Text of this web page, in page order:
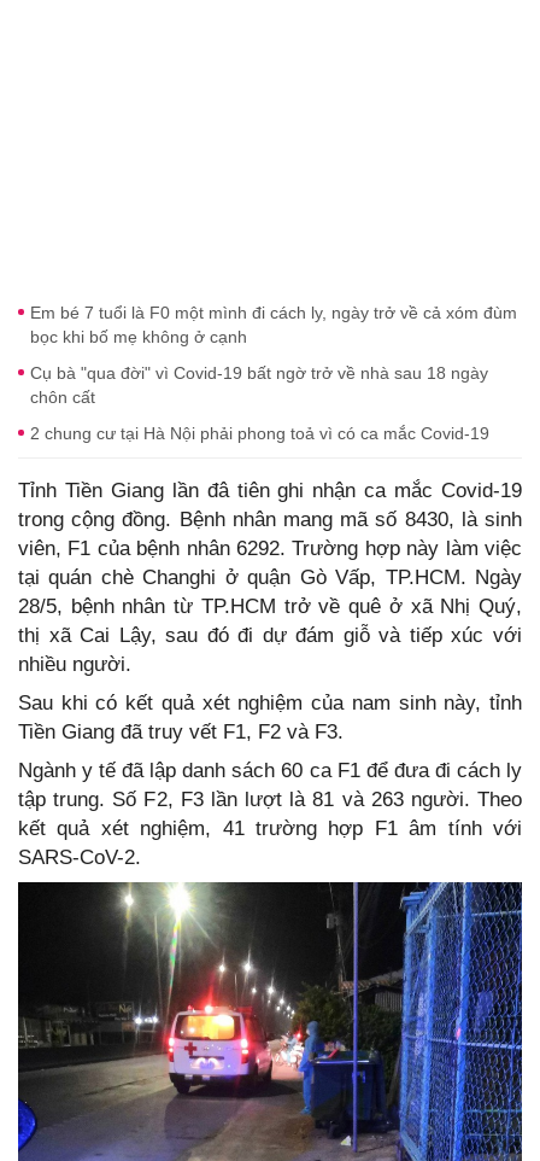
Em bé 7 tuổi là F0 một mình đi cách ly, ngày trở về cả xóm đùm
bọc khi bố mẹ không ở cạnh
Cụ bà "qua đời" vì Covid-19 bất ngờ trở về nhà sau 18 ngày
chôn cất
2 chung cư tại Hà Nội phải phong toả vì có ca mắc Covid-19
Tỉnh Tiền Giang lần đâ tiên ghi nhận ca mắc Covid-19
trong cộng đồng. Bệnh nhân mang mã số 8430, là sinh
viên, F1 của bệnh nhân 6292. Trường hợp này làm việc
tại quán chè Changhi ở quận Gò Vấp, TP.HCM. Ngày
28/5, bệnh nhân từ TP.HCM trở về quê ở xã Nhị Quý,
thị xã Cai Lậy, sau đó đi dự đám giỗ và tiếp xúc với
nhiều người.
Sau khi có kết quả xét nghiệm của nam sinh này, tỉnh
Tiền Giang đã truy vết F1, F2 và F3.
Ngành y tế đã lập danh sách 60 ca F1 để đưa đi cách ly
tập trung. Số F2, F3 lần lượt là 81 và 263 người. Theo
kết quả xét nghiệm, 41 trường hợp F1 âm tính với
SARS-CoV-2.